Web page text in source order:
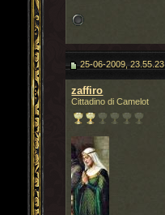
25-06-2009, 23.55.23
zaffiro
Cittadino di Camelot